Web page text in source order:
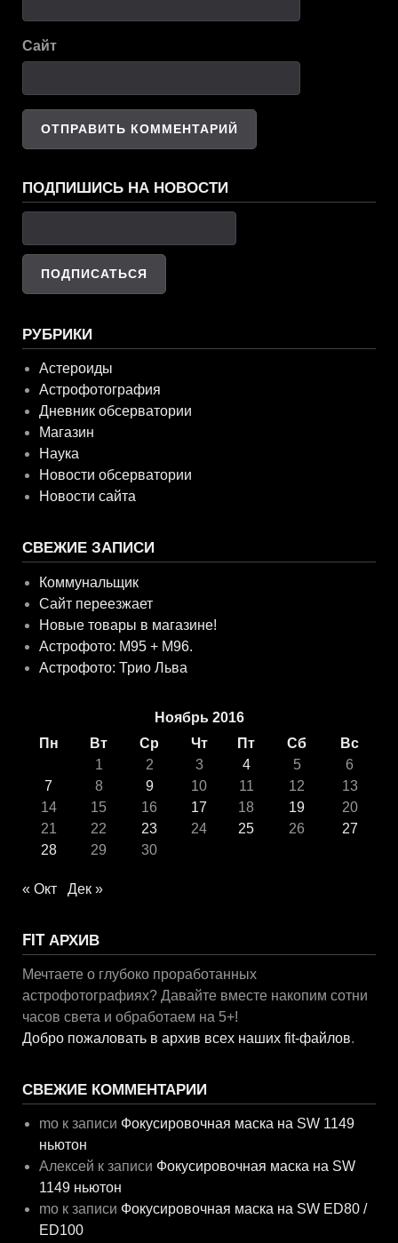
Сайт
ПОДПИШИСЬ НА НОВОСТИ
РУБРИКИ
Астероиды
Астрофотография
Дневник обсерватории
Магазин
Наука
Новости обсерватории
Новости сайта
СВЕЖИЕ ЗАПИСИ
Коммунальщик
Сайт переезжает
Новые товары в магазине!
Астрофото: M95 + M96.
Астрофото: Трио Льва
Ноябрь 2016
Пн
Вт Ср Чт Пт Сб
Вс
1
2 3 4 5
6
7
8 9 10 11 12
13
14
15 16 17 18 19
20
21
22 23 24 25 26
27
28
29 30
« Окт Дек »
FIT АРХИВ
Мечтаете о глубоко проработанных
астрофотографиях? Давайте вместе накопим сотни
часов света и обработаем на 5+!
Добро пожаловать в архив всех наших fit-файлов.
СВЕЖИЕ КОММЕНТАРИИ
mo к записи Фокусировочная маска на SW 1149
ньютон
Алексей к записи Фокусировочная маска на SW
1149 ньютон
mo к записи Фокусировочная маска на SW ED80 /
ED100